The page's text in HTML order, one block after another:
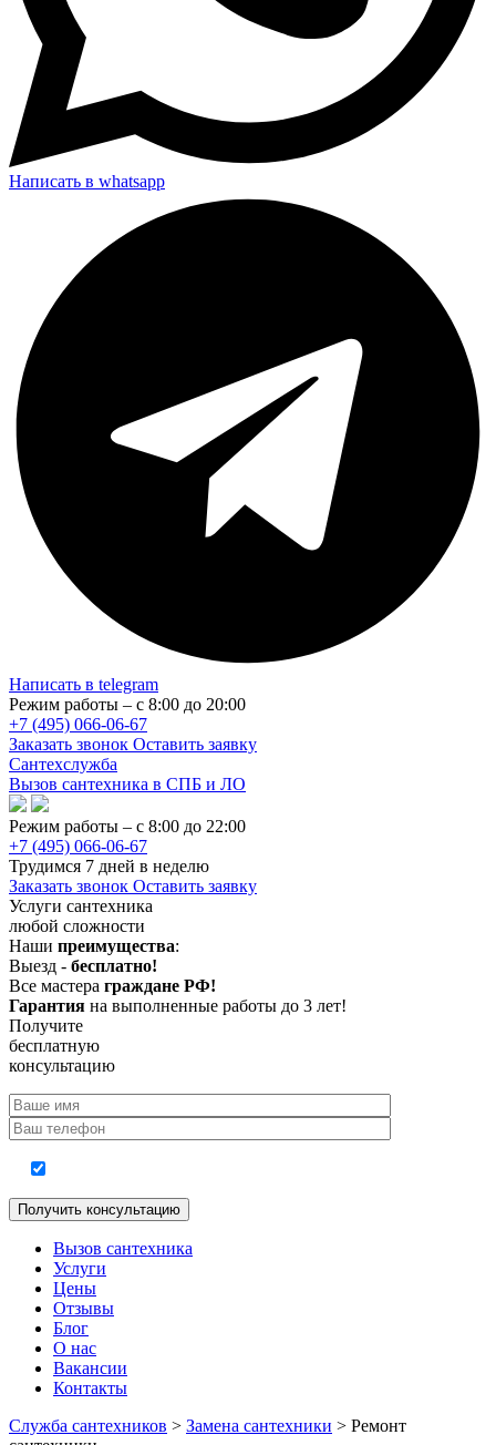
Написать в whatsapp
Написать в telegram
Режим работы – с 8:00 до 20:00
+7 (495) 066-06-67
Заказать звонок Оставить заявку
Сантехслужба
Вызов сантехника в СПБ и ЛО
Режим работы – с 8:00 до 22:00
+7 (495) 066-06-67
Трудимся 7 дней в неделю
Заказать звонок Оставить заявку
Услуги сантехника
любой сложности
Наши преимущества:
Выезд - бесплатно!
Все мастера граждане РФ!
Гарантия на выполненные работы до 3 лет!
Получите
бесплатную
консультацию
Вызов сантехника
Услуги
Цены
Отзывы
Блог
О нас
Вакансии
Контакты
Служба сантехников > Замена сантехники > Ремонт